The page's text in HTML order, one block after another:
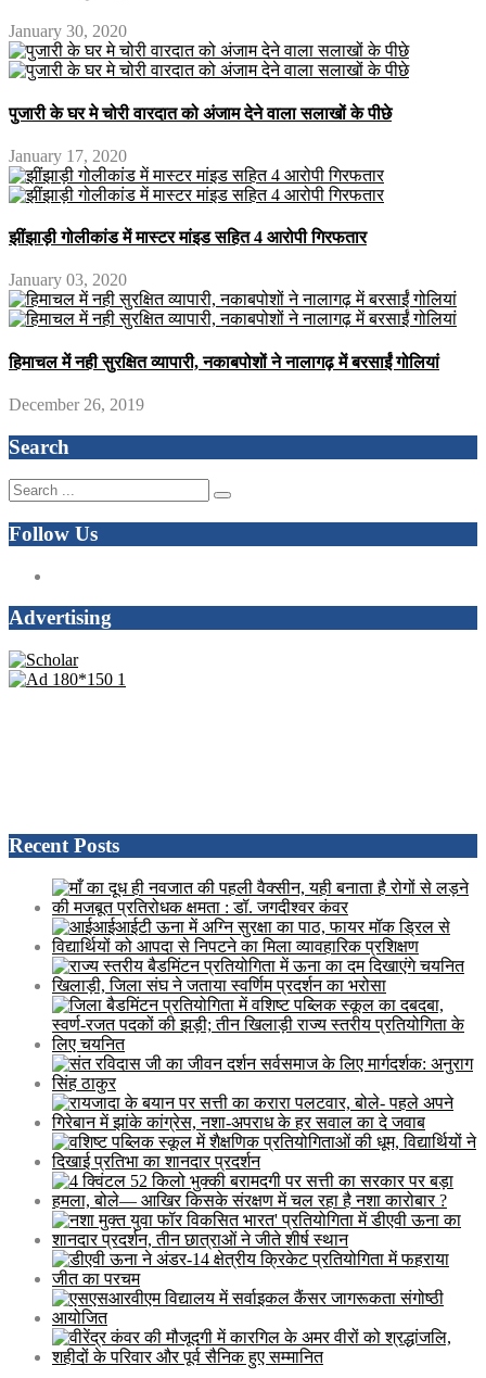
January 30, 2020
पुजारी के घर मे चोरी वारदात को अंजाम देने वाला सलाखों के पीछे
January 17, 2020
झींझाड़ी गोलीकांड में मास्टर मांइड सहित 4 आरोपी गिरफतार
January 03, 2020
हिमाचल में नही सुरक्षित व्यापारी, नकाबपोशों ने नालागढ़ में बरसाईं गोलियां
December 26, 2019
Search
Follow Us
Advertising
Recent Posts